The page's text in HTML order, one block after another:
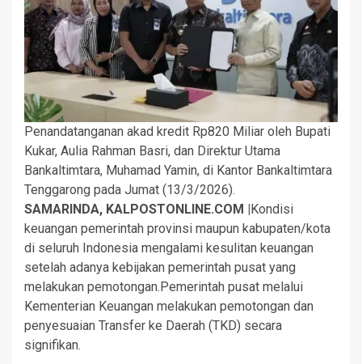
Penandatanganan akad kredit Rp820 Miliar oleh Bupati
Kukar, Aulia Rahman Basri, dan Direktur Utama
Bankaltimtara, Muhamad Yamin, di Kantor Bankaltimtara
Tenggarong pada Jumat (13/3/2026).
SAMARINDA, KALPOSTONLINE.COM |
Kondisi
keuangan pemerintah provinsi maupun kabupaten/kota
di seluruh Indonesia mengalami kesulitan keuangan
setelah adanya kebijakan pemerintah pusat yang
melakukan pemotongan.Pemerintah pusat melalui
Kementerian Keuangan melakukan pemotongan dan
penyesuaian Transfer ke Daerah (TKD) secara
signifikan.